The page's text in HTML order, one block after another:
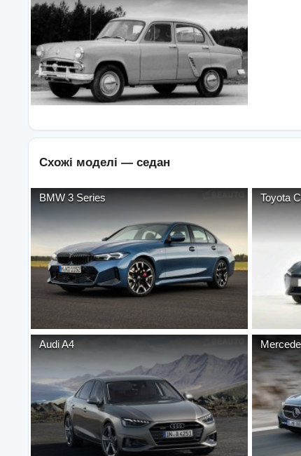
Схожі моделі — седан
BMW 3 Series Toyota
AudiA4